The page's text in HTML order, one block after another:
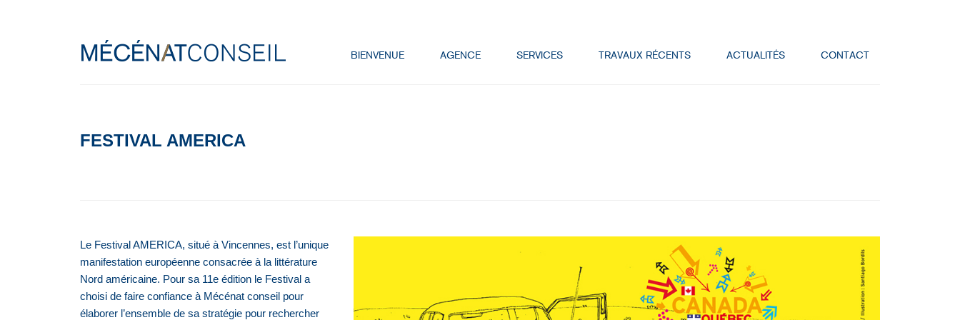
BIENVENUE AGENCE SERVICES TRAVAUX RÉCENTS ACTUALITÉS CONTACT
FESTIVAL AMERICA
Le Festival AMERICA, situé à Vincennes, est l’unique
manifestation européenne consacrée à la littérature
Nord américaine. Pour sa 11e édition le Festival a
choisi de faire confiance à Mécénat conseil pour
élaborer l’ensemble de sa stratégie pour rechercher